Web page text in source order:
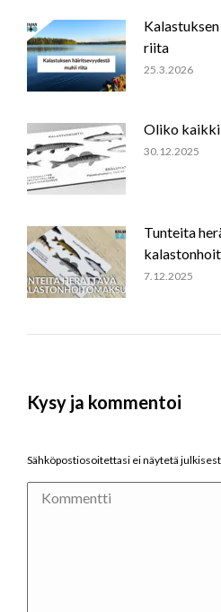
riita
25.3.2026
Oliko kaikki
30.12.2025
Tunteita
7.12.2025
Kysy ja kommentoi
Sähköpostiosoitettasi ei näytetä
Kommentti